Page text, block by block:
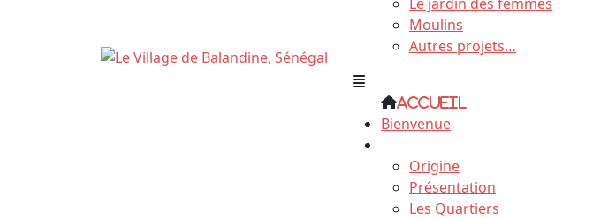
Moulins
Autres projets…
Accueil
Bienvenue
Origine
Présentation
Les Quartiers